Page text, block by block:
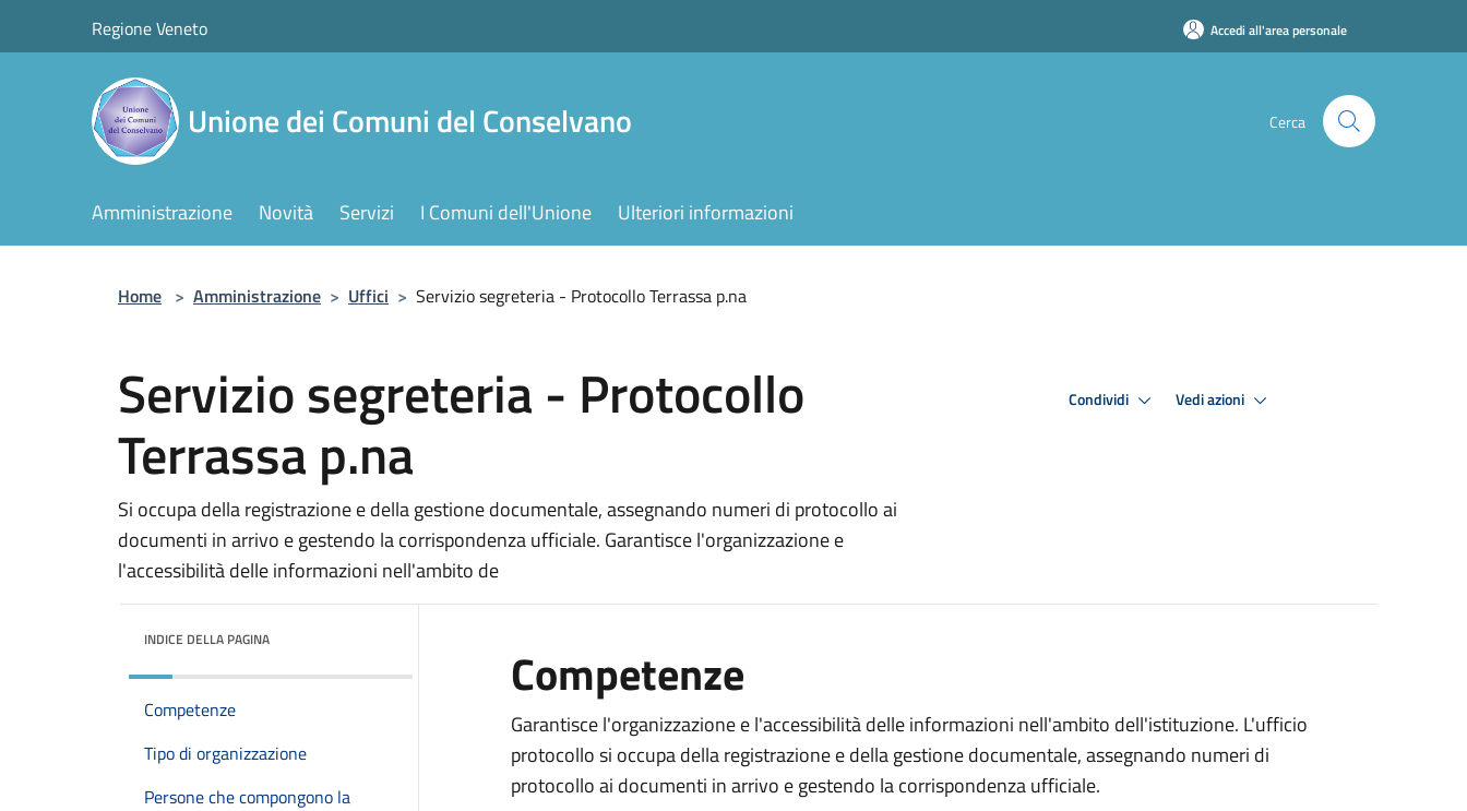
Regione Veneto Accedi all'area personale
Unione dei Comuni del Conselvano Cerca
Amministrazione Novità Servizi I Comuni dell'Unione Ulteriori informazioni
Home > Amministrazione > Uffici > Servizio segreteria - Protocollo Terrassa p.na
Servizio segreteria - Protocollo
Terrassa p.na
Si occupa della registrazione e della gestione documentale, assegnando numeri di protocollo ai
documenti in arrivo e gestendo la corrispondenza ufficiale. Garantisce l'organizzazione e
l'accessibilità delle informazioni nell'ambito de
Condividi Vedi azioni
INDICE DELLA PAGINA
Competenze
Tipo di organizzazione
Persone che compongono la
Competenze
Garantisce l'organizzazione e l'accessibilità delle informazioni nell'ambito dell'istituzione. L'ufficio
protocollo si occupa della registrazione e della gestione documentale, assegnando numeri di
protocollo ai documenti in arrivo e gestendo la corrispondenza ufficiale.